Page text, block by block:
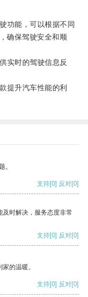
能，可以根据不同
确保驾驶安全和顺
时的驾驶信息反
升汽车性能的利
。
支持[0] 反对[0]
及时解决，服务态度非常
支持[0] 反对[0]
的温暖。
支持[0] 反对[0]